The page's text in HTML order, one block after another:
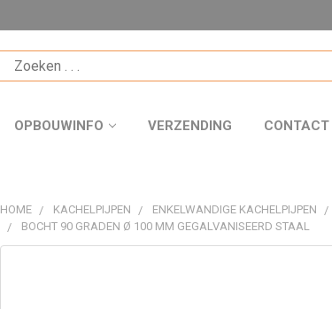
OPBOUWINFO VERZENDING CONTACT
HOME KACHELPIJPEN ENKELWANDIGE KACHELPIJPEN
BOCHT 90 GRADEN Ø 100 MM GEGALVANISEERD STAAL